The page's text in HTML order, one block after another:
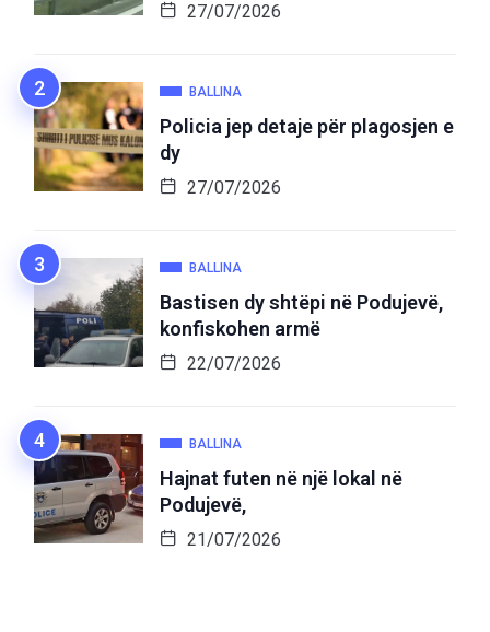
27/07/2026
BALLINA
Policia jep detaje për plagosjen e
dy
27/07/2026
BALLINA
Bastisen dy shtëpi në Podujevë,
konfiskohen armë
22/07/2026
BALLINA
Hajnat futen në një lokal në
Podujevë,
21/07/2026